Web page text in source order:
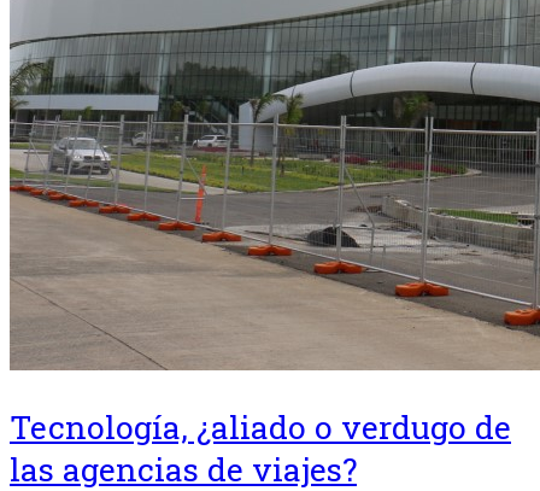
Tecnología, ¿aliado o verdugo de
las agencias de viajes?